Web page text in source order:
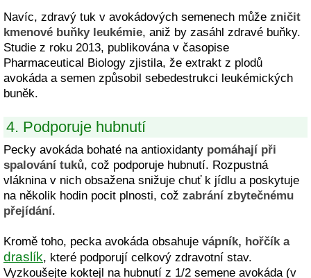
Navíc, zdravý tuk v avokádových semenech může zničit
kmenové buňky leukémie, aniž by zasáhl zdravé buňky.
Studie z roku 2013, publikována v časopise
Pharmaceutical Biology zjistila, že extrakt z plodů
avokáda a semen způsobil sebedestrukci leukémických
buněk.
4. Podporuje hubnutí
Pecky avokáda bohaté na antioxidanty pomáhají při
spalování tuků, což podporuje hubnutí. Rozpustná
vláknina v nich obsažena snižuje chuť k jídlu a poskytuje
na několik hodin pocit plnosti, což zabrání zbytečnému
přejídání.
Kromě toho, pecka avokáda obsahuje vápník, hořčík a
draslík, které podporují celkový zdravotní stav.
Vyzkoušejte koktejl na hubnutí z 1/2 semene avokáda (v